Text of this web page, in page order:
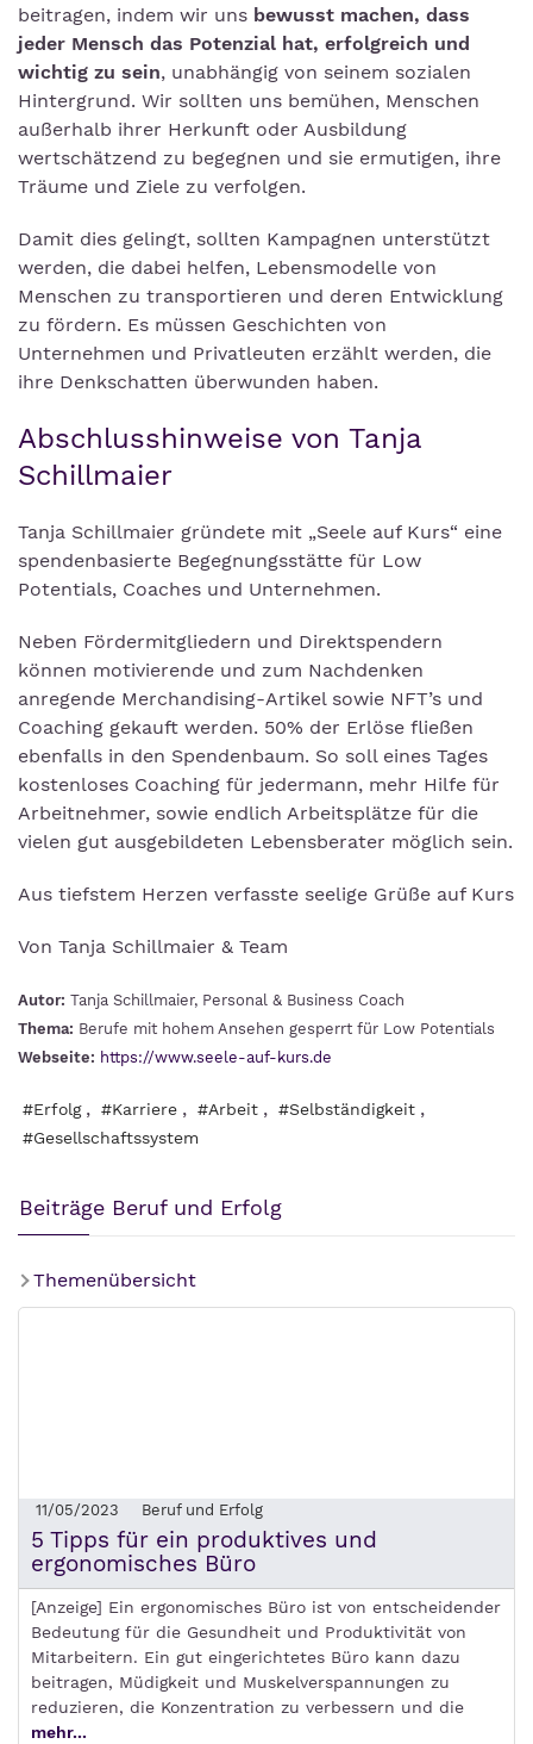
beitragen, indem wir uns bewusst machen, dass
jeder Mensch das Potenzial hat, erfolgreich und
wichtig zu sein, unabhängig von seinem sozialen
Hintergrund. Wir sollten uns bemühen, Menschen
außerhalb ihrer Herkunft oder Ausbildung
wertschätzend zu begegnen und sie ermutigen, ihre
Träume und Ziele zu verfolgen.
Damit dies gelingt, sollten Kampagnen unterstützt
werden, die dabei helfen, Lebensmodelle von
Menschen zu transportieren und deren Entwicklung
zu fördern. Es müssen Geschichten von
Unternehmen und Privatleuten erzählt werden, die
ihre Denkschatten überwunden haben.
Abschlusshinweise von Tanja
Schillmaier
Tanja Schillmaier gründete mit „Seele auf Kurs“ eine
spendenbasierte Begegnungsstätte für Low
Potentials, Coaches und Unternehmen.
Neben Fördermitgliedern und Direktspendern
können motivierende und zum Nachdenken
anregende Merchandising-Artikel sowie NFT’s und
Coaching gekauft werden. 50% der Erlöse fließen
ebenfalls in den Spendenbaum. So soll eines Tages
kostenloses Coaching für jedermann, mehr Hilfe für
Arbeitnehmer, sowie endlich Arbeitsplätze für die
vielen gut ausgebildeten Lebensberater möglich sein.
Aus tiefstem Herzen verfasste seelige Grüße auf Kurs
Von Tanja Schillmaier & Team
Autor: Tanja Schillmaier, Personal & Business Coach
Thema: Berufe mit hohem Ansehen gesperrt für Low Potentials
Webseite: https://www.seele-auf-kurs.de
#Erfolg , #Karriere , #Arbeit , #Selbständigkeit ,
#Gesellschaftssystem
Beiträge Beruf und Erfolg
Themenübersicht
11/05/2023 Beruf und Erfolg
5 Tipps für ein produktives und
ergonomisches Büro
[Anzeige] Ein ergonomisches Büro ist von entscheidender
Bedeutung für die Gesundheit und Produktivität von
Mitarbeitern. Ein gut eingerichtetes Büro kann dazu
beitragen, Müdigkeit und Muskelverspannungen zu
reduzieren, die Konzentration zu verbessern und die
mehr...